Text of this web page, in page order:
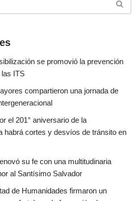
se promovió la prevención
ITS
compartieron una jornada de
el 201° aniversario de la
habrá cortes y desvíos de tránsito en
su fe con una multitudinaria
al Santísimo Salvador
de Humanidades firmaron un